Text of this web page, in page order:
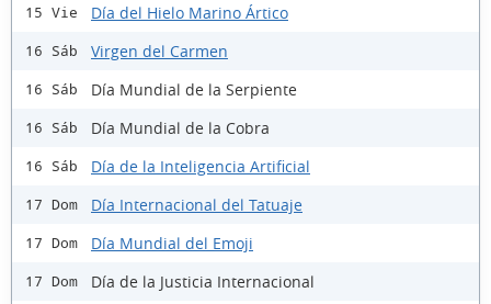
15 Vie Día del Hielo Marino Ártico
16 Sáb Virgen del Carmen
16 Sáb Día Mundial de la Serpiente
16 Sáb Día Mundial de la Cobra
16 Sáb Día de la Inteligencia Artificial
17 Dom Día Internacional del Tatuaje
17 Dom Día Mundial del Emoji
17 Dom Día de la Justicia Internacional